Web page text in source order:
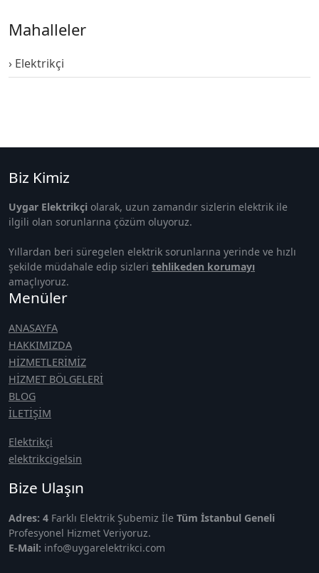
Mahalleler
Elektrikçi
Biz Kimiz
Uygar Elektrikçi olarak, uzun zamandır sizlerin elektrik ile
ilgili olan sorunlarına çözüm oluyoruz.
Yıllardan beri süregelen elektrik sorunlarına yerinde ve hızlı
şekilde müdahale edip sizleri tehlikeden korumayı
amaçlıyoruz.
Menüler
ANASAYFA
HAKKIMIZDA
HİZMETLERİMİZ
HİZMET BÖLGELERİ
BLOG
İLETİŞİM
Elektrikçi
elektrikcigelsin
Bize Ulaşın
Adres: 4 Farklı Elektrik Şubemiz İle Tüm İstanbul Geneli
Profesyonel Hizmet Veriyoruz.
E-Mail: info@uygarelektrikci.com